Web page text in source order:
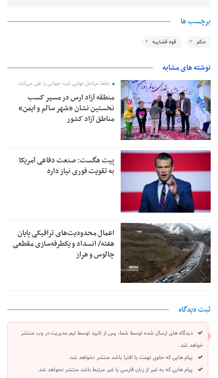
برچسب ها
حکم قوه قضاييه
نوشته های مشابه
جلفا مراحل نهایی ثبت جهانی را طی می‌کند؛
منطقه آزاد ارس در مسیر کسب
نخستین نشان «شهر سالم و ایمن»
مناطق آزاد کشور
پیت هگست: صنعت دفاعی آمریکا
به تقویت فوری نیاز دارد
اعمال محدودیت‌های ترافیکی پایان
هفته/ انسداد و یکطرفه‌سازی مقطعی
چالوس و هراز
ثبت دیدگاه
دیدگاه های ارسال شده توسط شما، پس از تایید توسط تیم مدیریت در وب منتشر
خواهد شد.
پیام هایی که حاوی تهمت یا افترا باشد منتشر نخواهد شد.
پیام هایی که به غیر از زبان فارسی یا غیر مرتبط باشد منتشر نخواهد شد.